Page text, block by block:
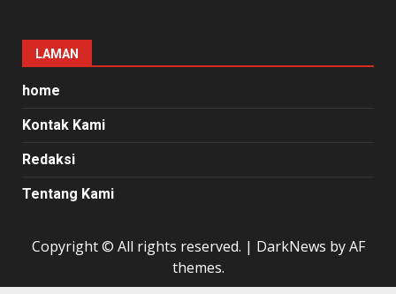
LAMAN
home
Kontak Kami
Redaksi
Tentang Kami
Copyright © All rights reserved. | DarkNews by AF
themes.